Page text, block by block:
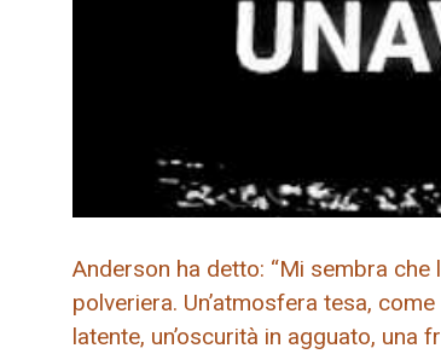
Anderson ha detto: “Mi sembra
polveriera. Un’atmosfera tesa,
latente, un’oscurità in agguato,